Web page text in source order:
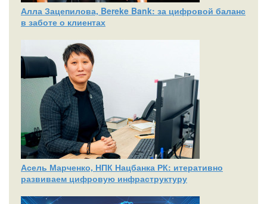
Алла Зацепилова, Bereke Bank: за цифровой баланс
в заботе о клиентах
Асель Марченко, НПК Нацбанка РК: итеративно
развиваем цифровую инфраструктуру